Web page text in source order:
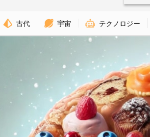
古代 宇宙 テクノロジー